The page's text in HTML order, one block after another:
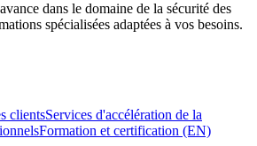
dans le domaine de la sécurité des
spécialisées adaptées à vos besoins.
clientsServices d'accélération de la
Formation et certification (EN)